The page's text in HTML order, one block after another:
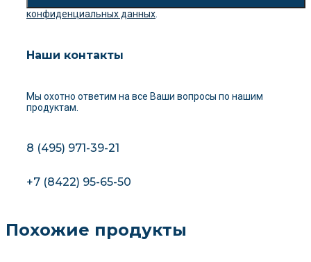
конфиденциальных данных
Наши контакты
Мы охотно ответим на все Ваши вопросы по нашим
продуктам.
8 (495) 971-39-21
+7 (8422) 95-65-50
Похожие продукты